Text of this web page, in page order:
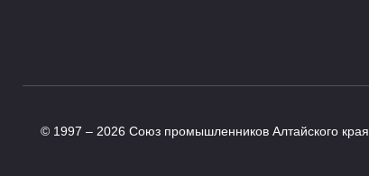
© 1997 – 2026 Союз промышленников Алтайского края